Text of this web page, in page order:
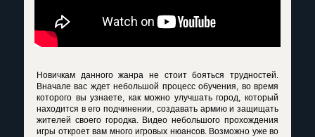
Новичкам данного жанра не стоит бояться трудностей.
Вначале вас ждет небольшой процесс обучения, во время
которого вы узнаете, как можно улучшать город, который
находится в его подчинении, создавать армию и защищать
жителей своего городка. Видео небольшого прохождения
игры откроет вам много игровых нюансов. Возможно уже во